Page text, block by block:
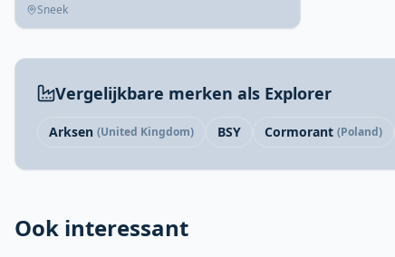
Sneek
Vergelijkbare merken als Explorer
Arksen (United Kingdom) BSY Cormorant (Poland)
Ook interessant